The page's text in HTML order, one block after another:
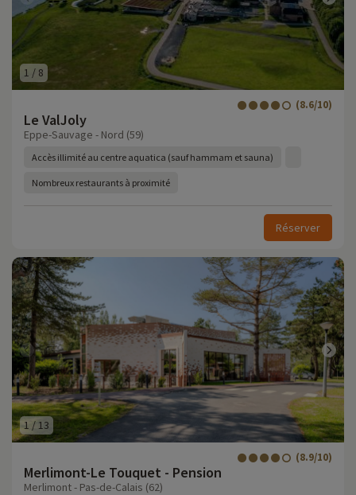
1 / 8
Le ValJoly
(8.6/10)
Eppe-Sauvage - Nord (59)
Accès illimité au centre aquatica (sauf hammam et sauna)
Nombreux restaurants à proximité
Réserver
1 / 13
Merlimont-Le Touquet - Pension
(8.9/10)
Merlimont - Pas-de-Calais (62)